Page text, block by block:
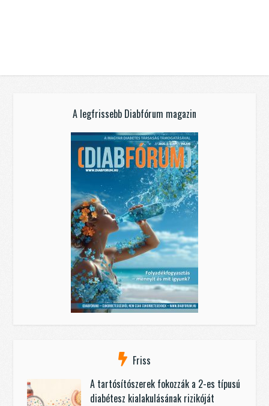
A legfrissebb Diabfórum magazin
Friss
A tartósítószerek fokozzák a 2-es típusú
diabétesz kialakulásának rizikóját